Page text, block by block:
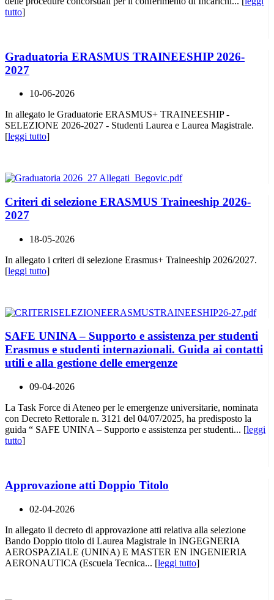
tutto]
Graduatoria ERASMUS TRAINEESHIP 2026-
2027
10-06-2026
In allegato le Graduatorie ERASMUS+ TRAINEESHIP -
SELEZIONE 2026-2027 - Studenti Laurea e Laurea Magistrale.
[leggi tutto]
Criteri di selezione ERASMUS Traineeship 2026-
2027
18-05-2026
In allegato i criteri di selezione Erasmus+ Traineeship 2026/2027.
[leggi tutto]
SAFE UNINA – Supporto e assistenza per studenti
Erasmus e studenti internazionali. Guida ai contatti
utili e alla gestione delle emergenze
09-04-2026
La Task Force di Ateneo per le emergenze universitarie, nominata
con Decreto Rettorale n. 3121 del 04/07/2025, ha predisposto la
guida “ SAFE UNINA – Supporto e assistenza per studenti... [leggi
tutto]
Approvazione atti Doppio Titolo
02-04-2026
In allegato il decreto di approvazione atti relativa alla selezione
Bando Doppio titolo di Laurea Magistrale in INGEGNERIA
AEROSPAZIALE (UNINA) E MASTER EN INGENIERIA
AERONAUTICA (Escuela Tecnica... [leggi tutto]